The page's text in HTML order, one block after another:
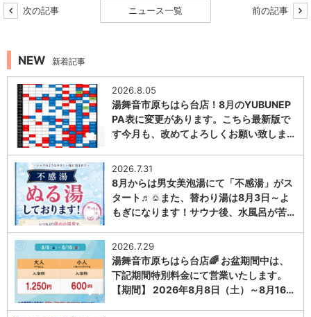
次の記事 ニュース一覧 前の記事
NEW 新着記事
1
2026.8.05
湯舞音市原ちはら台店！8月のYUBUNEP
PA表に変更があります。こちら最新版で
す今月も、改めてよろしくお願い致しま…
1
2026.7.31
8月からは男女美泡湯にて「不感湯」がス
タート♬☺また、替わり湯は8月3日～よ
もぎになります！サウナ後、水風呂が苦…
1
2026.7.29
湯舞音市原ちはら台店🌈 お盆期間中は、
下記期間特別料金にて営業いたします。
【期間】 2026年8月8日（土）～8月16…